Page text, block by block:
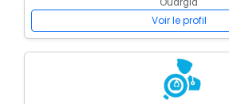
Voir le profil